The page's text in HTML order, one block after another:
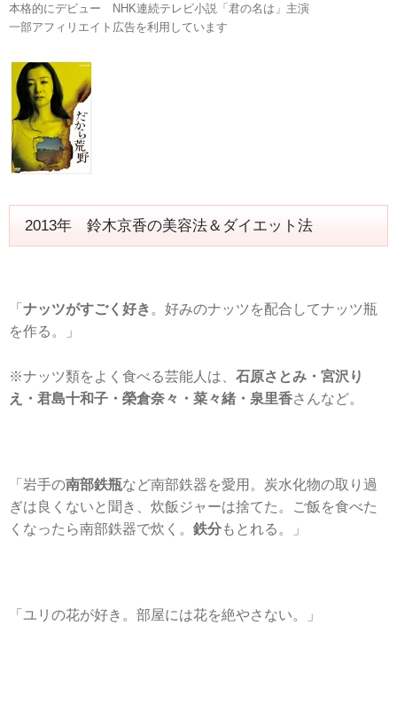
本格的にデビュー NHK連続テレビ小説「君の名は」主演
一部アフィリエイト広告を利用しています
2013年 鈴木京香の美容法＆ダイエット法
「 ナッツがすごく好き 。好みのナッツを配合してナッツ瓶
を作る。」
※ナッツ類をよく食べる芸能人は、 石原さとみ・宮沢り
え・君島十和子・榮倉奈々・菜々緒・泉里香さんなど。
「岩手の南部鉄瓶など南部鉄器を愛用。炭水化物の取り過
ぎは良くないと聞き、炊飯ジャーは捨てた。ご飯を食べた
くなったら南部鉄器で炊く。 鉄分もとれる。」
「ユリの花が好き。部屋には花を絶やさない。」